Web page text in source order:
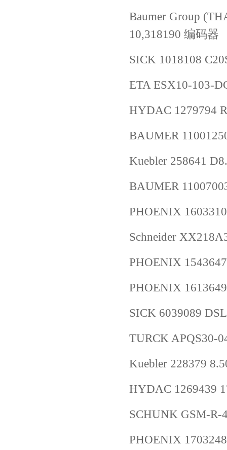
Baumer Group
10,318190 编码器
SICK 1018108
ETA ESX10-103-
HYDAC 1279794
BAUMER
Kuebler 258641
BAUMER
PHOENIX 1603310
Schneider
PHOENIX 1543647
PHOENIX 1613649
SICK 6039089
TURCK APQS30-
Kuebler 228379
HYDAC 1269439
SCHUNK GSM-R-
PHOENIX 1703248